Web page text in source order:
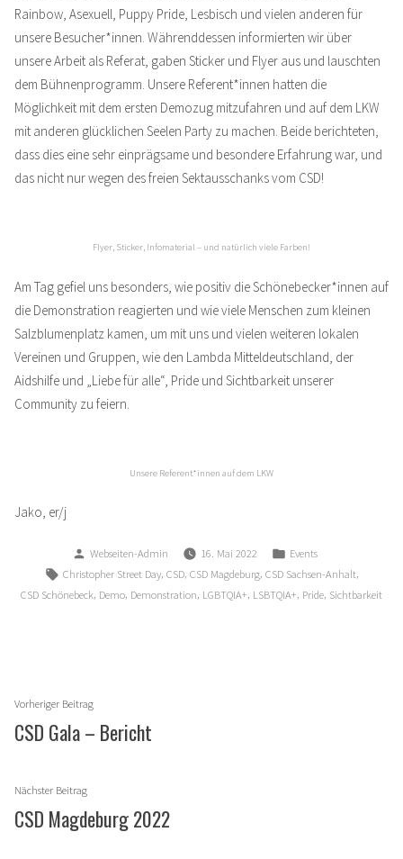
Rainbow, Asexuell, Puppy Pride, Lesbisch und vielen anderen für
unsere Besucher*innen. Währenddessen informierten wir über
unsere Arbeit als Referat, gaben Sticker und Flyer aus und lauschten
dem Bühnenprogramm. Unsere Referent*innen hatten die
Möglichkeit mit dem ersten Demozug mitzufahren und auf dem LKW
mit anderen glücklichen Seelen Party zu machen. Beide berichteten,
dass dies eine sehr einprägsame und besondere Erfahrung war, und
das nicht nur wegen des freien Sektausschanks vom CSD!
Flyer, Sticker, Infomaterial – und natürlich viele Farben!
Am Tag gefiel uns besonders, wie positiv die Schönebecker*innen auf
die Demonstration reagierten und wie viele Menschen zum kleinen
Salzblumenplatz kamen, um mit uns und vielen weiteren lokalen
Vereinen und Gruppen, wie den Lambda Mitteldeutschland, der
Aidshilfe und „Liebe für alle“, Pride und Sichtbarkeit unserer
Community zu feiern.
Unsere Referent*innen auf dem LKW
Jako, er/j
Verfasst
von
Webseiten-Admin 16. Mai 2022
Veröffentlicht
in
Events
Schlagwörter:
Christopher Street Day, CSD, CSD Magdeburg, CSD Sachsen-Anhalt,
CSD Schönebeck, Demo, Demonstration, LGBTQIA+, LSBTQIA+, Pride, Sichtbarkeit
Beitragsnavigation
Vorheriger BeitragVorheriger
Beitrag:
CSD Gala – Bericht
Nächster BeitragNächster
Beitrag:
CSD Magdeburg 2022